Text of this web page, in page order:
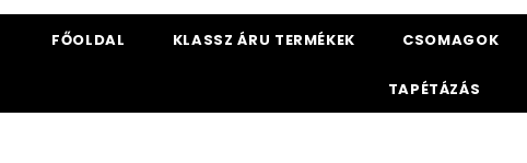
FŐOLDAL KLASSZ ÁRU TERMÉKEK CSOMAGOK
TAPÉTÁZÁS